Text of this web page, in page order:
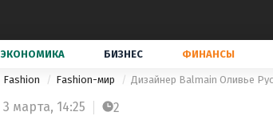
ЭКОНОМИКА БИЗНЕС ФИНАНСЫ
Fashion Fashion-мир Дизайнер Balmain Оливье
3 марта, 14:25 2